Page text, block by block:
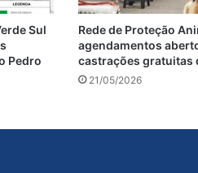
Sul
Pedro
Rede de Proteção
agendamentos
castrações gratuitas
21/05/2026